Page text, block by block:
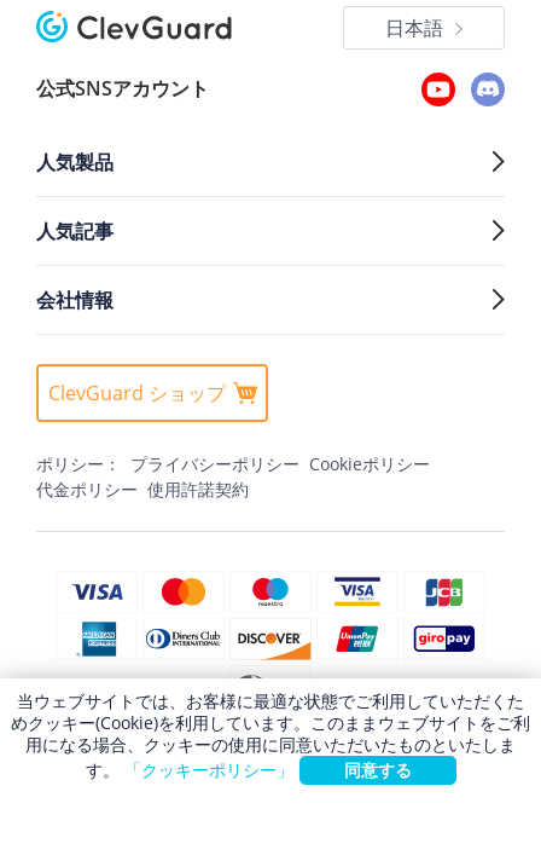
公式SNSアカウント
日本語
人気製品
人気記事
会社情報
ClevGuard ショップ
ポリシー： プライバシーポリシー Cookieポリシー
代金ポリシー 使用許諾契約
当ウェブサイトでは、お客様に最適な状態でご利用していただくた
めクッキー(Cookie)を利用しています。このままウェブサイトをご利
用になる場合、クッキーの使用に同意いただいたものといたしま
す。
「クッキーポリシー」 同意する